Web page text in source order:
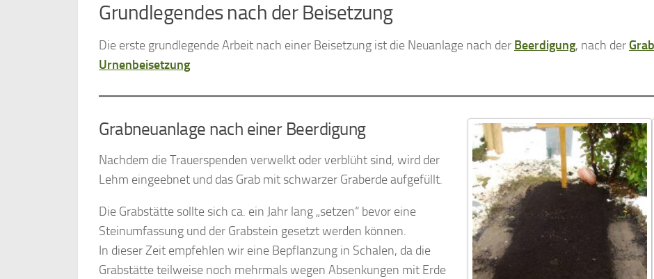
Grundlegendes nach der Beisetzung
Die erste grundlegende Arbeit nach einer Beisetzung ist die Neuanlage nach der Beerdigung, nach der
Urnenbeisetzung
Grabneuanlage nach einer Beerdigung
Nachdem die Trauerspenden verwelkt oder verblüht sind, wird der
Lehm eingeebnet und das Grab mit schwarzer Graberde aufgefüllt.
Die Grabstätte sollte sich ca. ein Jahr lang „setzen“ bevor eine
Steinumfassung und der Grabstein gesetzt werden können.
In dieser Zeit empfehlen wir eine Bepflanzung in Schalen, da die
Grabstätte teilweise noch mehrmals wegen Absenkungen mit Erde